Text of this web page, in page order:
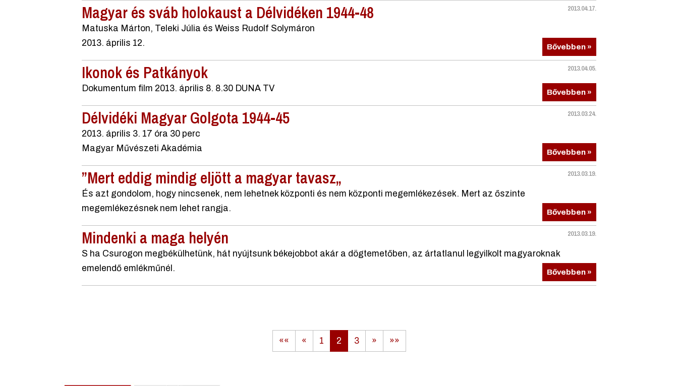
2013.04.17.
Magyar és sváb holokaust a Délvidéken 1944-48
Matuska Márton, Teleki Júlia és Weiss Rudolf Solymáron
2013. április 12.
Bővebben »
2013.04.05.
Ikonok és Patkányok
Dokumentum film 2013. április 8. 8.30 DUNA TV Bővebben »
2013.03.24.
Délvidéki Magyar Golgota 1944-45
2013. április 3. 17 óra 30 perc
Magyar Művészeti Akadémia
Bővebben »
2013.03.19.
”Mert eddig mindig eljött a magyar tavasz„
És azt gondolom, hogy nincsenek, nem lehetnek központi és nem központi megemlékezések. Mert az őszinte
megemlékezésnek nem lehet rangja.
Bővebben »
2013.03.19.
Mindenki a maga helyén
S ha Csurogon megbékülhetünk, hát nyújtsunk békejobbot akár a dögtemetőben, az ártatlanul legyilkolt magyaroknak
emelendő emlékműnél.
Bővebben »
«« « 1 2 3 » »»